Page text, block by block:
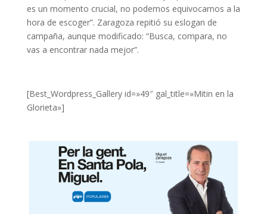
es un momento crucial, no podemos equivocarnos a la
hora de escoger”. Zaragoza repitió su eslogan de
campaña, aunque modificado: “Busca, compara, no
vas a encontrar nada mejor”.
[Best_Wordpress_Gallery id=»49″ gal_title=»Mitin en la
Glorieta»]